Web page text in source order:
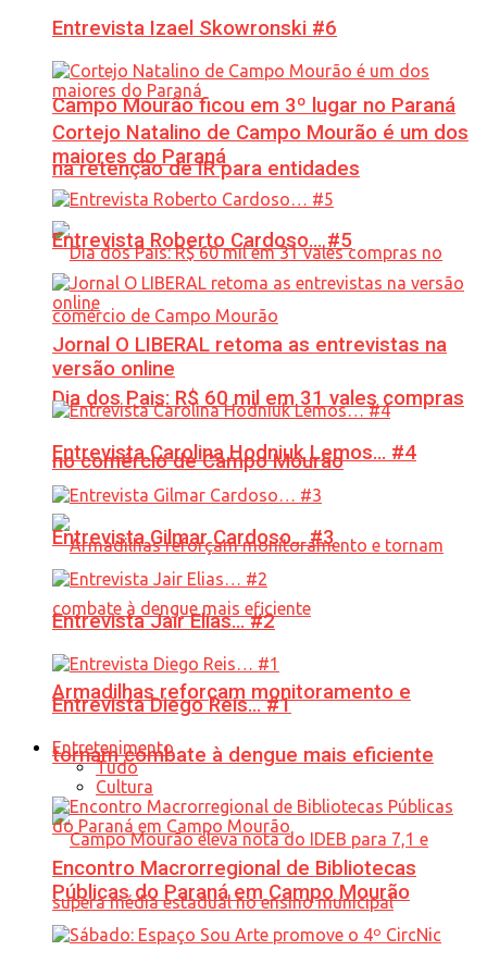
Campo Mourão ficou em 3º lugar no Paraná
na retenção de IR para entidades
Dia dos Pais: R$ 60 mil em 31 vales compras
no comércio de Campo Mourão
Armadilhas reforçam monitoramento e
tornam combate à dengue mais eficiente
Entrevista Izael Skowronski #6
Cortejo Natalino de Campo Mourão é um dos
maiores do Paraná
Entrevista Roberto Cardoso… #5
Jornal O LIBERAL retoma as entrevistas na
versão online
Entrevista Carolina Hodniuk Lemos… #4
Entrevista Gilmar Cardoso… #3
Entrevista Jair Elias… #2
Entrevista Diego Reis… #1
Entretenimento
Tudo
Cultura
Encontro Macrorregional de Bibliotecas
Públicas do Paraná em Campo Mourão